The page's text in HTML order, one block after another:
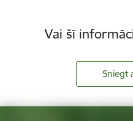
Vai šī
Sniegt